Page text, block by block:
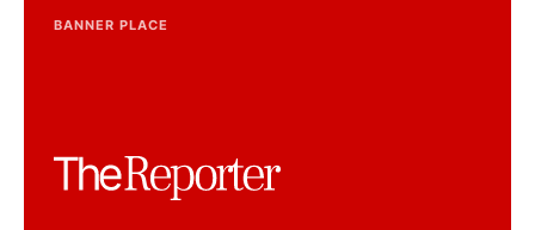
BANNER PLACE